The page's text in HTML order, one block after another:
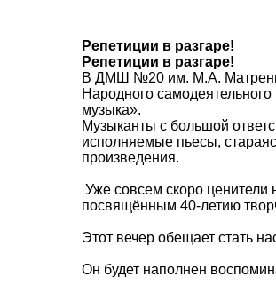
Репетиции в разгаре!
Репетиции в разгаре!
В ДМШ №20 им. М.А.
Народного
музыка».
Музыканты с большой
исполняемые пьесы,
произведения.
Уже совсем скоро
посвящённым 40-летию
Этот вечер обещает стать
Он будет наполнен